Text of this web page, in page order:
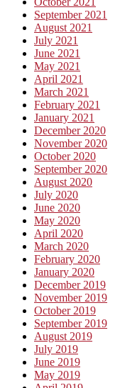
September 2021
August 2021
July 2021
June 2021
May 2021
April 2021
March 2021
February 2021
January 2021
December 2020
November 2020
October 2020
September 2020
August 2020
July 2020
June 2020
May 2020
April 2020
March 2020
February 2020
January 2020
December 2019
November 2019
October 2019
September 2019
August 2019
July 2019
June 2019
May 2019